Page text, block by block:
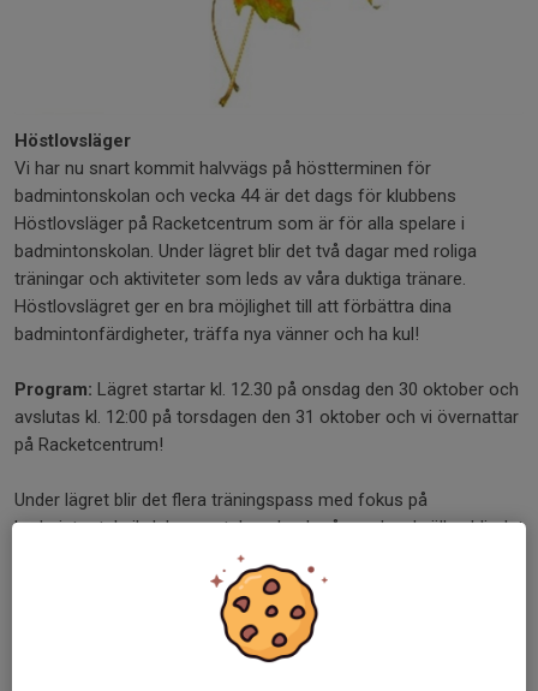
Höstlovsläger
Vi har nu snart kommit halvvägs på höstterminen för
badmintonskolan och vecka 44 är det dags för klubbens
Höstlovsläger på Racketcentrum som är för alla spelare i
badmintonskolan. Under lägret blir det två dagar med roliga
träningar och aktiviteter som leds av våra duktiga tränare.
Höstlovslägret ger en bra möjlighet till att förbättra dina
badmintonfärdigheter, träffa nya vänner och ha kul!
Program: Lägret startar kl. 12.30 på onsdag den 30 oktober och
avslutas kl. 12:00 på torsdagen den 31 oktober och vi övernattar
på Racketcentrum!
Under lägret blir det flera träningspass med fokus på
badmintonteknik, lekar, matchspel och på onsdagskvällen blir det
för lägret är 400 kr och då ingår middag, frukost och
mellanmål och så klart flera träningspass och andra aktiviteter.